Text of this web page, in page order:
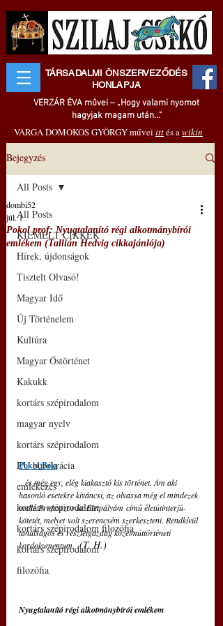
TÁRSADALMI ÖNSZERVEZŐDÉS
HONLAPJA
VERZÁR ÉVA művei – „Hogy valami nyomot
hagyjak magam után..."
VARGA DOMOKOS GYÖRGY művei ittés awikin
Bejegyzés
All Posts
KIEMELT CIKKEK
Hírek, újdonságok
Tisztelt Olvasó!
Magyar Idő
Új Történelem
Kultúra
Magyar Őstörténet
Kakukk
kortárs szépirodalom
magyar nyelv
kortárs szépirodalom
EU bürokrácia
emlékezés
kortárs szépirodalom
kortárs szépirodalom filozófia
kortárs szépirodalom
filozófia
All Posts
Pokol prof: Nyugtalanító régi alkotmánybírói
emlékem (Tallián Hedvig cikkajánlója)
dombi52
júl. 1.
Pokol Béla
...és még egy, elég kiakasztó kis történet. Ám aki
hasonló esetekre kíváncsi, az olvassa még el mindezek
mellé Professzor úr Életpályám című életútinterjú-
kötetét, melyet volt szerencsém szerkeszteni. Rendkívül
tanulságos és részletgazdag közelmúttörténeti
kordokumentum. (T. H.)
Nyugtalanító régi alkotmánybírói emlékem